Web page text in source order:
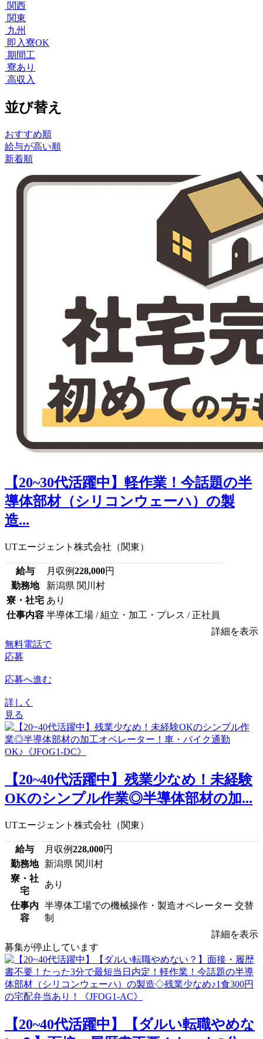
関西
関東
九州
即入寮OK
期間工
寮あり
高収入
並び替え
おすすめ順
給与が高い順
新着順
【20~30代活躍中】軽作業！今話題の半
導体部材（シリコンウェーハ）の製
造...
UTエージェント株式会社（関東）
給与 月収例228,000円
勤務地
新潟県 関川村
寮・社宅 あり
仕事内容 半導体工場 / 組立・加工・プレス / 正社員
詳細を表示
無料電話で
応募
応募へ進む
詳しく
見る
【20~40代活躍中】残業少なめ！未経験
OKのシンプル作業◎半導体部材の加...
UTエージェント株式会社（関東）
給与 月収例228,000円
勤務地
新潟県 関川村
寮・社
宅
あり
仕事内
容
半導体工場での機械操作・製造オペレーター 交替
制
詳細を表示
募集が停止しています
【20~40代活躍中】【ダルい転職やめな